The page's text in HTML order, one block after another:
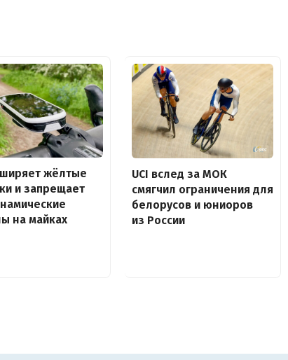
жёлтые
и запрещает
на майках
UCI вслед за МОК
смягчил ограничения для
белорусов и юниоров
из России